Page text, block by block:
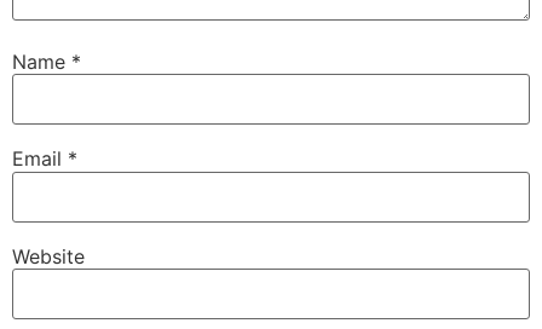
Name *
Email *
Website